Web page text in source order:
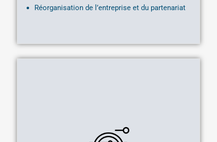
Réorganisation de l’entreprise et du partenariat